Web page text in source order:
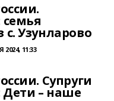
семья
Узунларово
2024, 11:33
Супруги
– наше